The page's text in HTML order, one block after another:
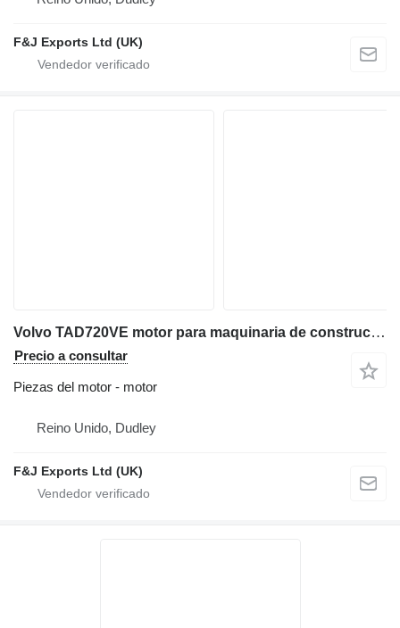
F&J Exports Ltd (UK)
Volvo TAD720VE motor para maquinaria de construcción
Precio a consultar
Piezas del motor - motor
Reino Unido, Dudley
F&J Exports Ltd (UK)